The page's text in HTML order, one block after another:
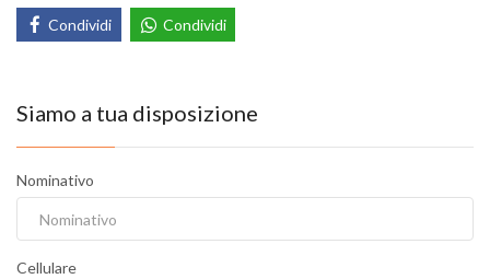
Condividi Condividi
Siamo a tua disposizione
Nominativo
Cellulare